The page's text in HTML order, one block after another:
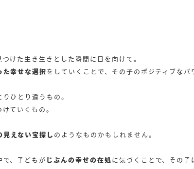
けた生き生きとした瞬間に目を向けて。
た幸せな選択をしていくことで、その子のポジティブなパ
ひとり違うもの。
ていくもの。
見えない宝探し のようなものかもしれません。
で、子どもが じぶんの幸せの在処に気づくことで、その子